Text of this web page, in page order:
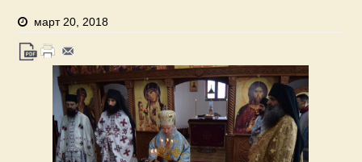
март 20, 2018